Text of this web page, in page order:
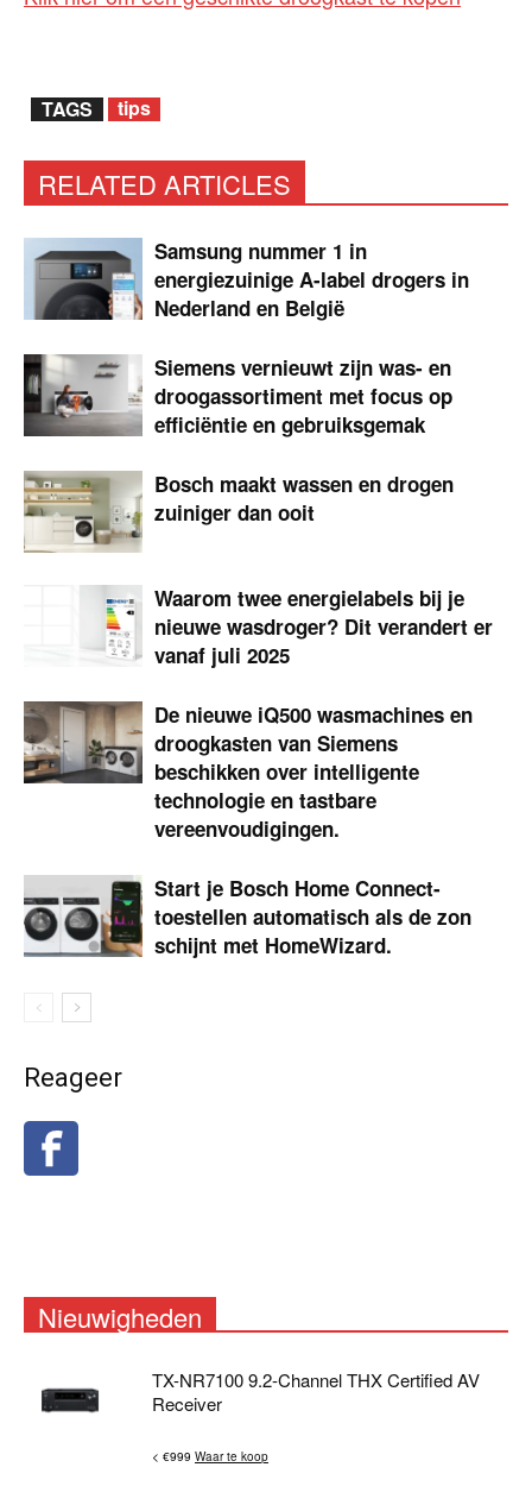
TAGS tips
RELATED ARTICLES
Samsung nummer 1 in
energiezuinige A-label drogers in
Nederland en België
Siemens vernieuwt zijn was- en
droogassortiment met focus op
efficiëntie en gebruiksgemak
Bosch maakt wassen en drogen
zuiniger dan ooit
Waarom twee energielabels bij je
nieuwe wasdroger? Dit verandert er
vanaf juli 2025
De nieuwe iQ500 wasmachines en
droogkasten van Siemens
beschikken over intelligente
technologie en tastbare
vereenvoudigingen.
Start je Bosch Home Connect-
toestellen automatisch als de zon
schijnt met HomeWizard.
Reageer
Nieuwigheden
TX-NR7100 9.2-Channel THX Certified AV
Receiver
< €999 Waar te koop